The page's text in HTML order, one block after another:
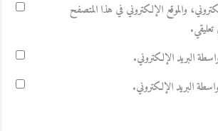
والموقع الإلكتروني في هذا المتصفح
تعليقي.
البريد الإلكتروني.
البريد الإلكتروني.